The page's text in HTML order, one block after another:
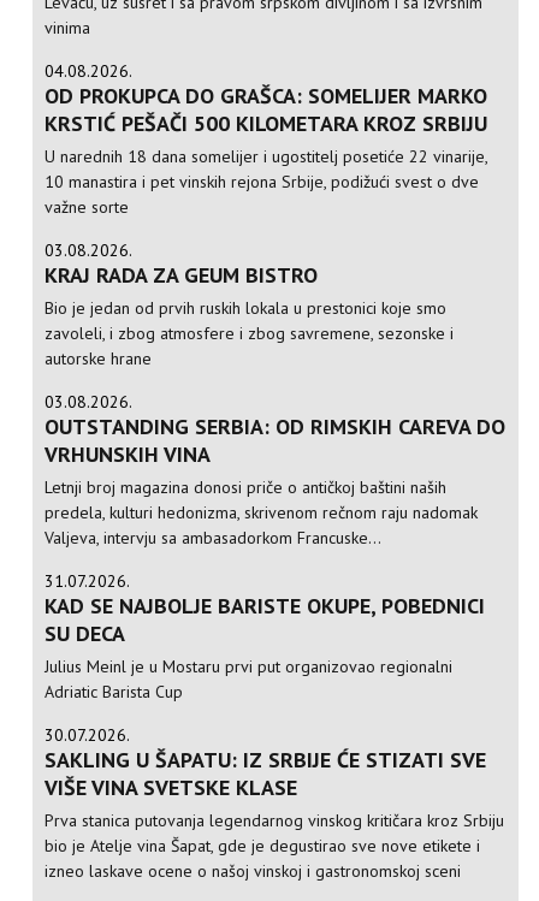
vinima
04.08.2026.
OD PROKUPCA DO GRAŠCA: SOMELIJER MARKO
KRSTIĆ PEŠAČI 500 KILOMETARA KROZ SRBIJU
U narednih 18 dana somelijer i ugostitelj posetiće 22 vinarije,
10 manastira i pet vinskih rejona Srbije, podižući svest o dve
važne sorte
03.08.2026.
KRAJ RADA ZA GEUM BISTRO
Bio je jedan od prvih ruskih lokala u prestonici koje smo
zavoleli, i zbog atmosfere i zbog savremene, sezonske i
autorske hrane
03.08.2026.
OUTSTANDING SERBIA: OD RIMSKIH CAREVA DO
VRHUNSKIH VINA
Letnji broj magazina donosi priče o antičkoj baštini naših
predela, kulturi hedonizma, skrivenom rečnom raju nadomak
Valjeva, intervju sa ambasadorkom Francuske...
31.07.2026.
KAD SE NAJBOLJE BARISTE OKUPE, POBEDNICI
SU DECA
Julius Meinl je u Mostaru prvi put organizovao regionalni
Adriatic Barista Cup
30.07.2026.
SAKLING U ŠAPATU: IZ SRBIJE ĆE STIZATI SVE
VIŠE VINA SVETSKE KLASE
Prva stanica putovanja legendarnog vinskog kritičara kroz Srbiju
bio je Atelje vina Šapat, gde je degustirao sve nove etikete i
izneo laskave ocene o našoj vinskoj i gastronomskoj sceni